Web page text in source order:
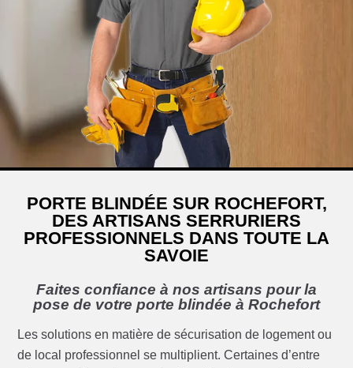
PORTE BLINDÉE SUR ROCHEFORT,
DES ARTISANS SERRURIERS
PROFESSIONNELS DANS TOUTE LA
SAVOIE
Faites confiance à nos artisans pour la
pose de votre porte blindée à Rochefort
Les solutions en matière de sécurisation de logement ou
de local professionnel se multiplient. Certaines d’entre